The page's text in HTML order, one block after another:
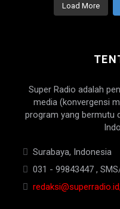
Load More
Super Radio adalah
media (konvergensi
program yang bermutu
Surabaya, Indonesia
031 - 99843447 ,